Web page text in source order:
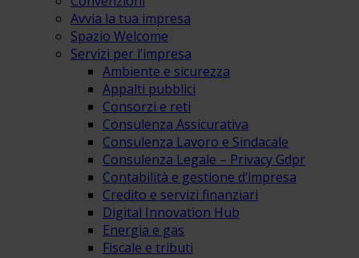
Avvia la tua impresa
Spazio Welcome
Servizi per l’impresa
Ambiente e sicurezza
Appalti pubblici
Consorzi e reti
Consulenza Assicurativa
Consulenza Lavoro e Sindacale
Consulenza Legale – Privacy Gdpr
Contabilità e gestione d’impresa
Credito e servizi finanziari
Digital Innovation Hub
Energia e gas
Fiscale e tributi